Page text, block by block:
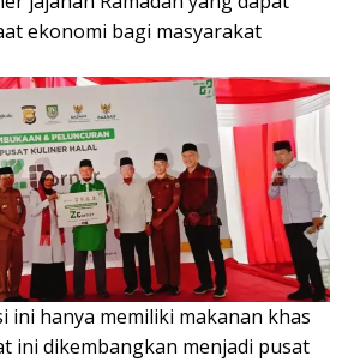
ekonomi bagi masyarakat
ini hanya memiliki makanan khas
ini dikembangkan menjadi pusat